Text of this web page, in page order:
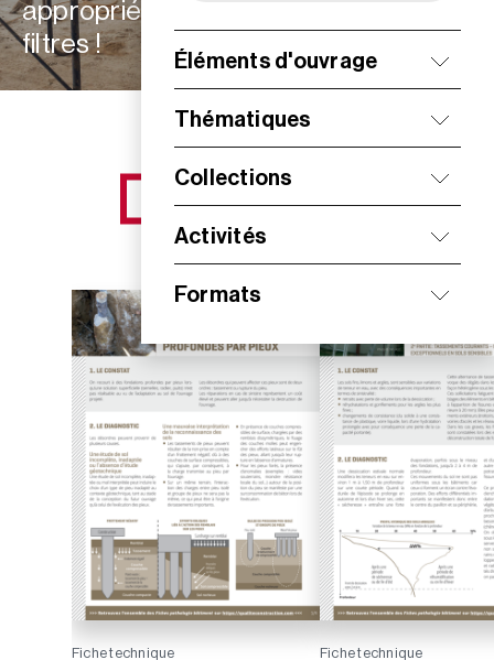
Éléments d'ouvrage
Thématiques
Collections
Activités
Formats
appropriées à vos besoins grâce aux
filtres !
NOS NOUVEAUTÉS
Fiche technique Fiche technique